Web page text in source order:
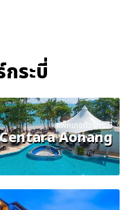
ระบี่
แพ็คเกจทัวร์กระบี่
Centara Aonang